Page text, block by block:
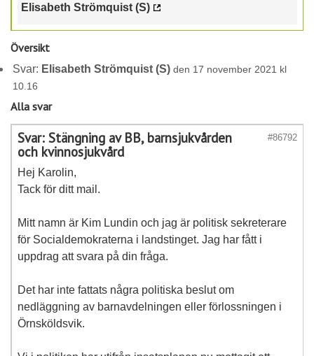
Elisabeth Strömquist (S)
Översikt
Svar: Elisabeth Strömquist (S) den 17 november 2021 kl
10.16
Alla svar
#86792
Svar: Stängning av BB, barnsjukvården
och kvinnosjukvård
Hej Karolin,
Tack för ditt mail.
Mitt namn är Kim Lundin och jag är politisk sekreterare
för Socialdemokraterna i landstinget. Jag har fått i
uppdrag att svara på din fråga.
Det har inte fattats några politiska beslut om
nedläggning av barnavdelningen eller förlossningen i
Örnsköldsvik.